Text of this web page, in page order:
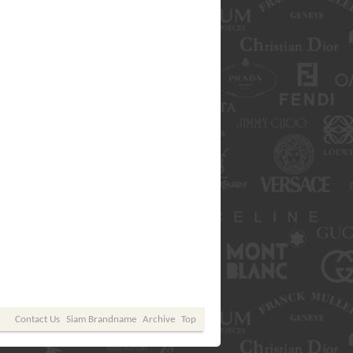
Contact Us Siam Brandname Archive Top